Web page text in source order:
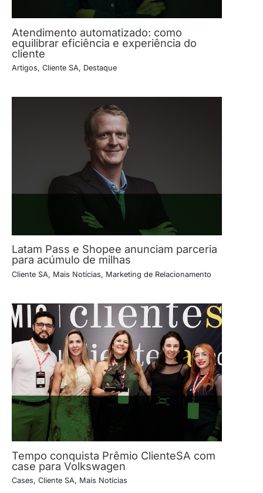
Atendimento automatizado: como
equilibrar eficiência e experiência do
cliente
Artigos, Cliente SA, Destaque
Latam Pass e Shopee anunciam parceria
para acúmulo de milhas
Cliente SA, Mais Notícias, Marketing de Relacionamento
Tempo conquista Prêmio ClienteSA com
case para Volkswagen
Cases, Cliente SA, Mais Notícias